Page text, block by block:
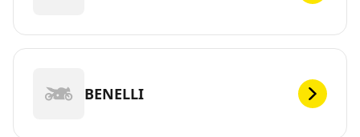
BENELLI